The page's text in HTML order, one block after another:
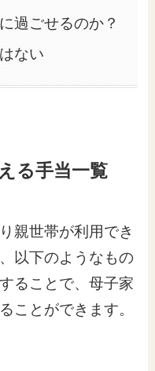
過ごせるのか？
ない
る手当一覧
親世帯が利用でき
以下のようなもの
ることで、母子家
ことができます。